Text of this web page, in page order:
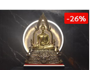
-26%